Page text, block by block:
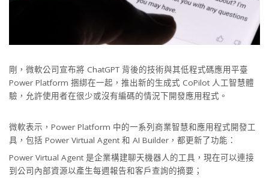
剛，微軟公司宣布將 ChatGPT 背後的技術與其低程式碼應用平臺
Power Platform 捆綁在一起，推出新的生成式 CoPilot 人工智慧體
驗，允許使用者在很少或沒有編碼的情況下開發應用程式。
微軟表示，Power Platform 中的一系列商業智慧和應用程式開發工
具，包括 Power Virtual Agent 和 AI Builder，都更新了功能：
Power Virtual Agent 是企業構建聊天機器人的工具，現在可以連接
到公司內部資源以產生每週報告和客戶查詢的摘要；